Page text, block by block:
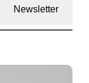
Newsletter